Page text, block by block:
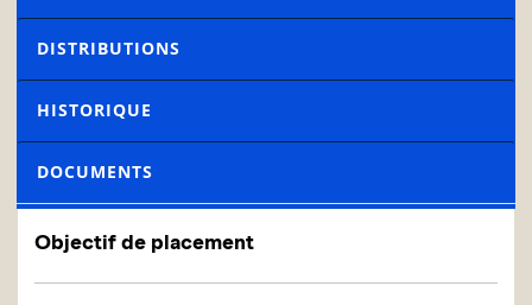
DISTRIBUTIONS
HISTORIQUE
DOCUMENTS
Objectif de placement